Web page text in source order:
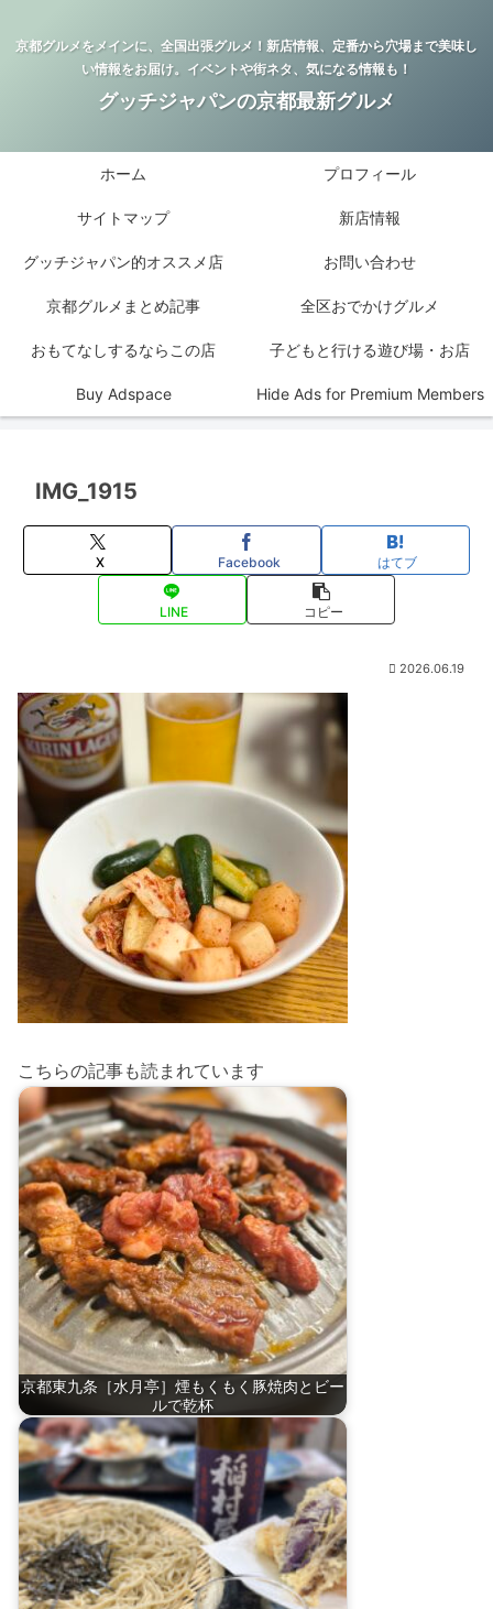
京都グルメをメインに、全国出張グルメ！新店情報、定番から穴場まで美味し
い情報をお届け。イベントや街ネタ、気になる情報も！
グッチジャパンの京都最新グルメ
ホーム プロフィール
サイトマップ 新店情報
グッチジャパン的オススメ店 お問い合わせ
京都グルメまとめ記事 全区おでかけグルメ
おもてなしするならこの店 子どもと行ける遊び場・お店
Buy Adspace Hide Ads for Premium Members
IMG_1915
X Facebook はてブ
LINE コピー
2026.06.19
こちらの記事も読まれています
京都東九条［水月亭］煙もくもく豚焼肉とビー
ルで乾杯